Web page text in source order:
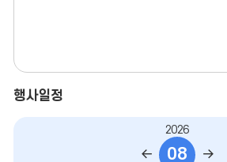
행사일정
이
2026
08 다